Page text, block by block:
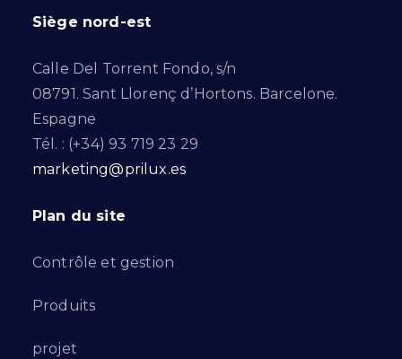
Siège nord-est
Calle Del Torrent Fondo, s/n
08791. Sant Llorenç d’Hortons. Barcelone.
Espagne
Tél. : (+34) 93 719 23 29
marketing@prilux.es
Plan du site
Contrôle et gestion
Produits
projet